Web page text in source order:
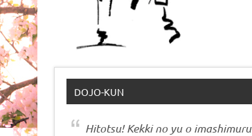
DOJO-KUN
Hitotsu! Kekki no yu o imashimuru